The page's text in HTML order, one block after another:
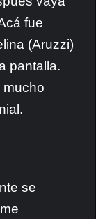
fue
(Aruzzi)
pantalla.
mucho
se